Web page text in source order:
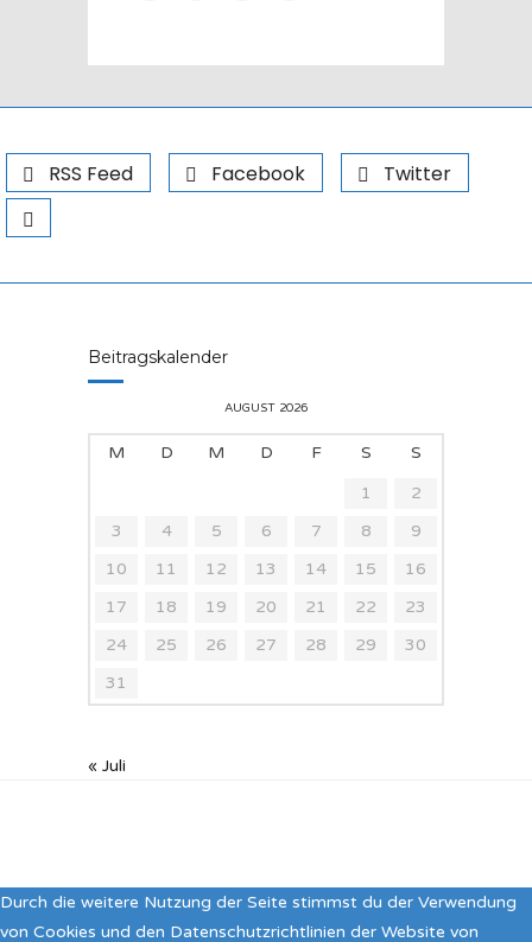
RSS Feed Facebook Twitter
Beitragskalender
AUGUST 2026
M D M D F S
S
1
2
3
4 5 6 7 8
9
10
11 12 13 14 15
16
17
18 19 20 21 22
23
24
25 26 27 28 29
30
31
« Juli
Durch die weitere Nutzung der Seite stimmst du der Verwendung
von Cookies und den Datenschutzrichtlinien der Website von